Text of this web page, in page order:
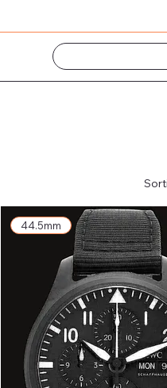
44.5mm